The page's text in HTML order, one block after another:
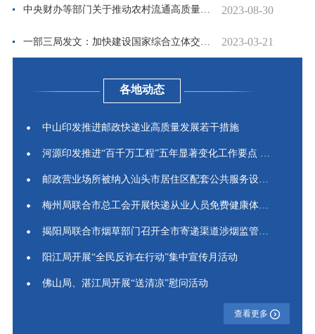
中央财办等部门关于推动农村流通高质量发展的指导意见 2023-08-30
一部三局发文：加快建设国家综合立体交通网主骨架！ 2023-03-21
各地动态
中山印发推进邮政快递业高质量发展若干措施
邮政营业场所被纳入汕头市居住区配套公共服务设施目录
梅州局联合市总工会开展快递从业人员免费健康体检活动
阳江局开展“全民反诈在行动”集中宣传月活动
佛山局、湛江局开展“送清凉”慰问活动
查看更多